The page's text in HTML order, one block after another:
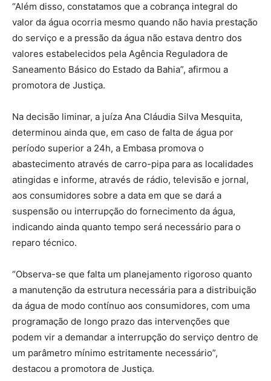
“Além disso, constatamos que a cobrança integral do
valor da água ocorria mesmo quando não havia prestação
do serviço e a pressão da água não estava dentro dos
valores estabelecidos pela Agência Reguladora de
Saneamento Básico do Estado da Bahia”, afirmou a
promotora de Justiça.
Na decisão liminar, a juíza Ana Cláudia Silva Mesquita,
determinou ainda que, em caso de falta de água por
período superior a 24h, a Embasa promova o
abastecimento através de carro-pipa para as localidades
atingidas e informe, através de rádio, televisão e jornal,
aos consumidores sobre a data em que se dará a
suspensão ou interrupção do fornecimento da água,
indicando ainda quanto tempo será necessário para o
reparo técnico.
“Observa-se que falta um planejamento rigoroso quanto
a manutenção da estrutura necessária para a distribuição
da água de modo contínuo aos consumidores, com uma
programação de longo prazo das intervenções que
podem vir a demandar a interrupção do serviço dentro de
um parâmetro mínimo estritamente necessário”,
destacou a promotora de Justiça.